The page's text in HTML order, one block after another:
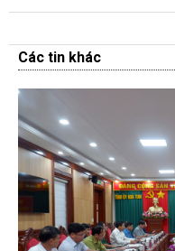
Các tin khác